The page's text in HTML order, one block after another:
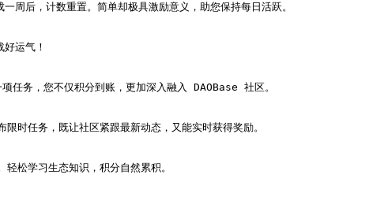
周后，计数重置。简单却极具激励意义，助您保持每日活跃。
运气！
任务，您不仅积分到账，更加深入融入 DAOBase 社区。
时任务，既让社区紧跟最新动态，又能实时获得奖励。
松学习生态知识，积分自然累积。